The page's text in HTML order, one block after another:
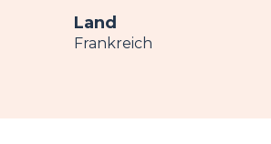
Land
Frankreich